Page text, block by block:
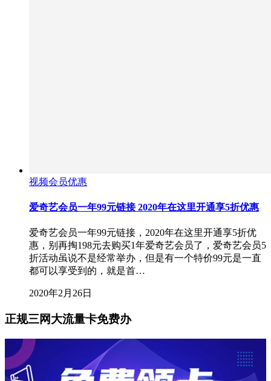
视频会员优惠
爱奇艺会员一年99元链接 2020年在这里开通享5折优惠
爱奇艺会员一年99元链接，2020年在这里开通享5折优
惠，别再掏198元去购买1年爱奇艺会员了，爱奇艺会员5
折活动虽说不是经常举办，但是有一个特价99元是一直
都可以享受到的，就是首…
2020年2月26日
正规三网大流量卡免费办